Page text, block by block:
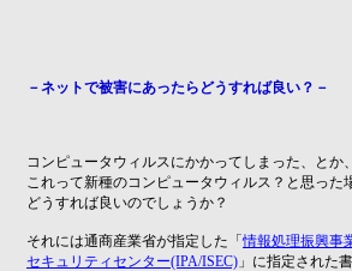
－ネットで被害にあったらどうすれば良い？－
コンピュータウィルスにかかってしまった、とか
これって新種のコンピュータウィルス？と思った
どうすれば良いのでしょうか？
それには通商産業省が指定した「情報処理振興事
セキュリティセンター(IPA/ISEC) 」に指定された